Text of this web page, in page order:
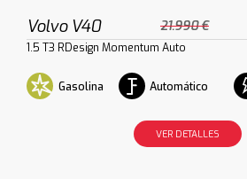
Volvo V40 21.990 €
1.5 T3 RDesign Momentum Auto
Gasolina Automático
VER DETALLES